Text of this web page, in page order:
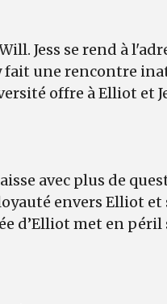
Jess se rend à
fait une rencontre
offre à Elliot et
avec plus de
envers Elliot
d’Elliot met en péril